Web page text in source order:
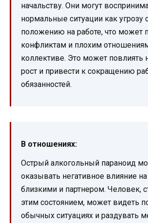
начальству. Они могут
нормальные ситуации как угрозу
положению на работе, что может
конфликтам и плохим
коллективе. Это может повлиять
рост и привести к сокращению
обязанностей.
В отношениях:
Острый алкогольный параноид
оказывать негативное влияние
близкими и партнером. Человек,
этим состоянием, может видеть
обычных ситуациях и раздувать